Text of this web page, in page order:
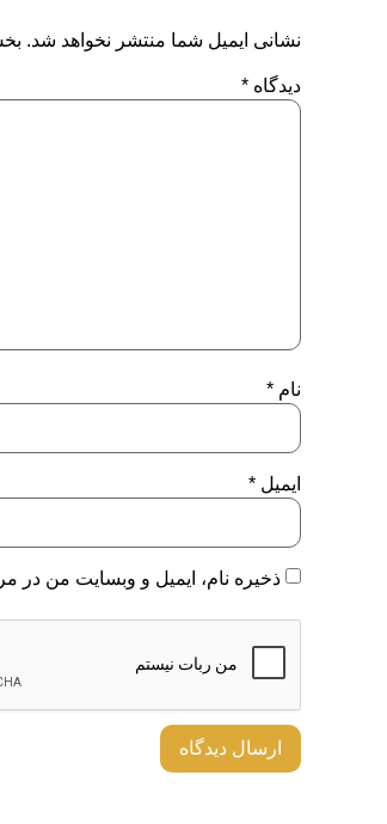
نشانی ایمیل شما منتشر نخواهد شد.
دیدگاه *
نام *
ایمیل *
ذخیره نام، ایمیل و وبسایت من در